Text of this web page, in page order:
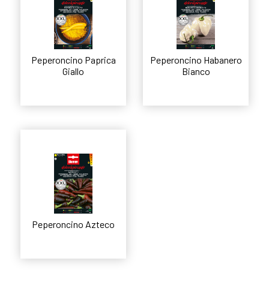
Peperoncino Paprica
Giallo
Peperoncino Habanero
Bianco
Peperoncino Azteco